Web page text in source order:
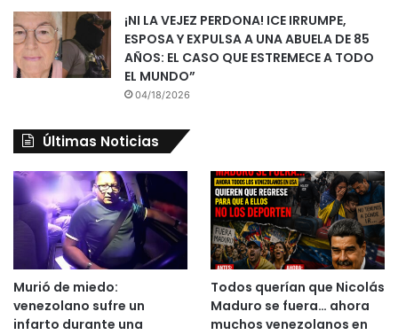
¡NI LA VEJEZ PERDONA! ICE IRRUMPE,
ESPOSA Y EXPULSA A UNA ABUELA DE 85
AÑOS: EL CASO QUE ESTREMECE A TODO
EL MUNDO”
04/18/2026
Últimas Noticias
Murió de miedo:
venezolano sufre un
infarto durante una
Todos querían que Nicolás
Maduro se fuera… ahora
muchos venezolanos en